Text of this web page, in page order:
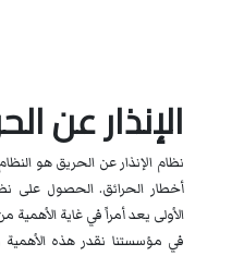
الإنذار عن
نظام الإنذار عن الحريق هو
أخطار الحرائق. الحصول على
الأولى يعد أمراً في غاية
في مؤسستنا نقدر هذه